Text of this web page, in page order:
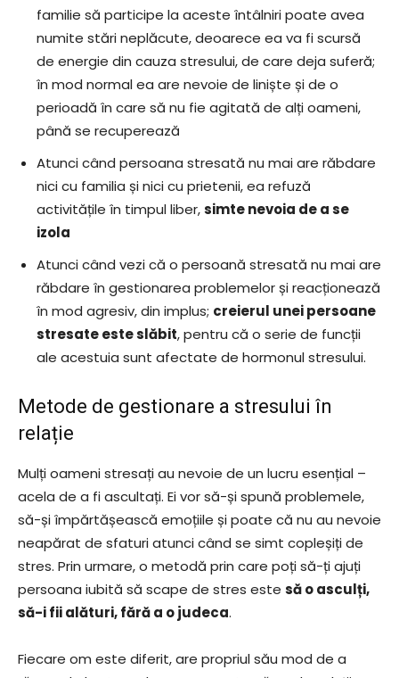
familie să participe la aceste întâlniri poate avea
numite stări neplăcute, deoarece ea va fi scursă
de energie din cauza stresului, de care deja suferă;
în mod normal ea are nevoie de liniște și de o
perioadă în care să nu fie agitată de alți oameni,
până se recuperează
Atunci când persoana stresată nu mai are răbdare
nici cu familia și nici cu prietenii, ea refuză
activitățile în timpul liber,simte nevoia de a se
izola
Atunci când vezi că o persoană stresată nu mai are
răbdare în gestionarea problemelor și reacționează
în mod agresiv, din implus; creierul unei persoane
stresate este slăbit, pentru că o serie de funcții
ale acestuia sunt afectate de hormonul stresului.
Metode de gestionare a stresului în
relație
Mulți oameni stresați au nevoie de un lucru esențial –
acela de a fi ascultați. Ei vor să-și spună problemele,
să-și împărtășească emoțiile și poate că nu au nevoie
neapărat de sfaturi atunci când se simt copleșiți de
stres. Prin urmare, o metodă prin care poți să-ți ajuți
persoana iubită să scape de stres este să o asculți,
să-i fii alături, fără a o judeca.
Fiecare om este diferit, are propriul său mod de a